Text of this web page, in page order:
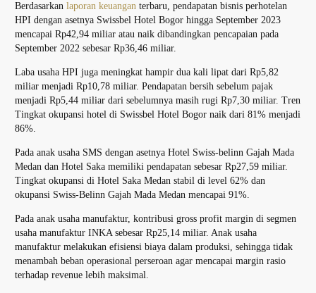
Berdasarkan laporan keuangan terbaru, pendapatan bisnis perhotelan
HPI dengan asetnya Swissbel Hotel Bogor hingga September 2023
mencapai Rp42,94 miliar atau naik dibandingkan pencapaian pada
September 2022 sebesar Rp36,46 miliar.
Laba usaha HPI juga meningkat hampir dua kali lipat dari Rp5,82
miliar menjadi Rp10,78 miliar. Pendapatan bersih sebelum pajak
menjadi Rp5,44 miliar dari sebelumnya masih rugi Rp7,30 miliar. Tren
Tingkat okupansi hotel di Swissbel Hotel Bogor naik dari 81% menjadi
86%.
Pada anak usaha SMS dengan asetnya Hotel Swiss-belinn Gajah Mada
Medan dan Hotel Saka memiliki pendapatan sebesar Rp27,59 miliar.
Tingkat okupansi di Hotel Saka Medan stabil di level 62% dan
okupansi Swiss-Belinn Gajah Mada Medan mencapai 91%.
Pada anak usaha manufaktur, kontribusi gross profit margin di segmen
usaha manufaktur INKA sebesar Rp25,14 miliar. Anak usaha
manufaktur melakukan efisiensi biaya dalam produksi, sehingga tidak
menambah beban operasional perseroan agar mencapai margin rasio
terhadap revenue lebih maksimal.